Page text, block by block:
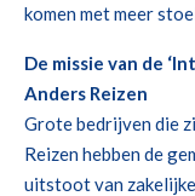
komen met meer
De missie van de
Anders Reizen
Grote bedrijven die
Reizen hebben de
uitstoot van